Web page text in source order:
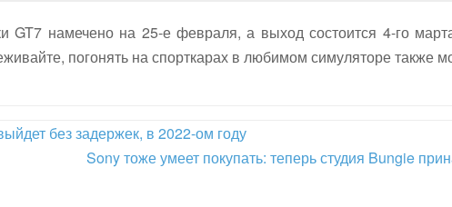
GT7 намечено на 25-е февраля, а выход состоится 4-го
погонять на спорткарах в любимом симуляторе также
без задержек, в 2022-ом году
Sony тоже умеет покупать: теперь студия Bungie